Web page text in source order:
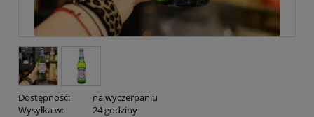
Dostępność:
na wyczerpaniu
Wysyłka w:
24 godziny